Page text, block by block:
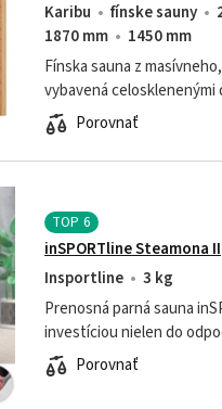
Karibu
fínske sauny
1870 mm
1450 mm
Fínska sauna z
vybavená celosklenenými
bezpečnostného skla.
Porovnať
TOP6
inSPORTline Steamona II
Insportline
3 kg
Prenosná parná sauna
investíciou nielen do
kedykoľvek zájsť do
Porovnať